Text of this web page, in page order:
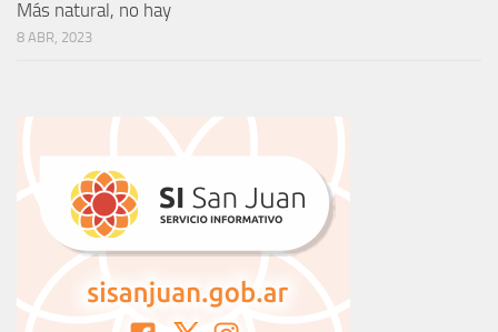
Más natural, no hay
8 ABR, 2023